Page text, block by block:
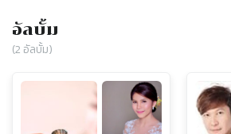
อัลบั้ม
(2 อัลบั้ม)